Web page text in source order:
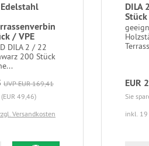
/ VPE
DILA 2 / 22
200 Stück
UVP EUR 169,41
49,46)
Versandkosten
DILA
EUR
Sie
inkl. 19